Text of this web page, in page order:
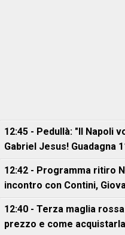
12:45 - Pedullà: "Il Napoli
Gabriel Jesus! Guadagna
12:42 - Programma ritiro
incontro con Contini,
12:40 - Terza maglia
prezzo e come